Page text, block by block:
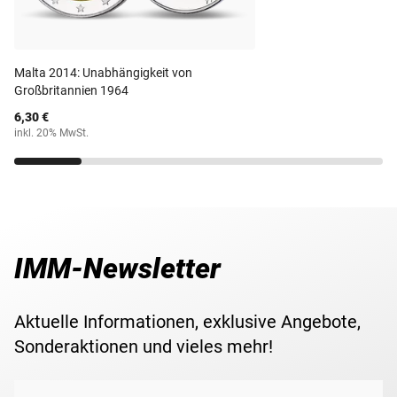
hochwertigen Geschenkkarte mit Platz für persönliche
Überraschen Sie Ihre Liebsten an ihrem besonderen Tag
mit unserem wertvollen Silber-Geschenkbarren!
Gewicht 5 g
Lieferzeit
Malta 2014: Unabhängigkeit von
Großbritannien 1964
6,30 €
inkl. 20% MwSt.
IMM-Newsletter
Aktuelle Informationen, exklusive Angebote,
Sonderaktionen und vieles mehr!